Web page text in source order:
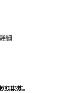
ます。
ます。
ます。
詳細